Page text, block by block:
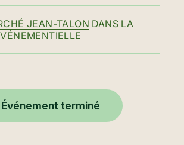
JEAN-TALON DANS LA
Événement terminé